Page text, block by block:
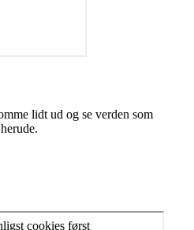
lidt ud og se verden som